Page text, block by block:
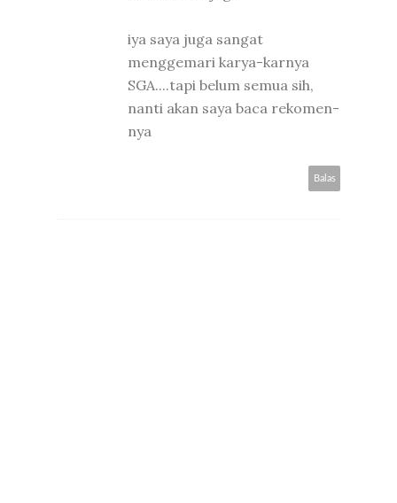
iya saya juga sangat
menggemari karya-karnya
SGA....tapi belum semua sih,
nanti akan saya baca rekomen-
nya
Balas